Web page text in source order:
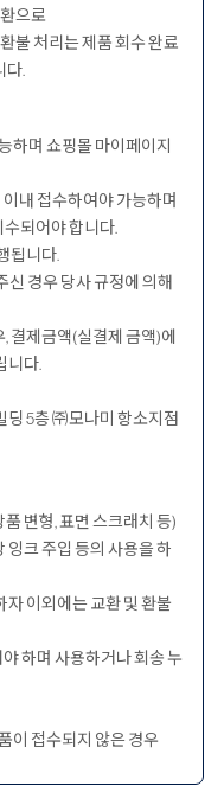
으로
불 처리는 제품 회수 완료
다.
하며 쇼핑몰 마이페이지
내 접수하여야 가능하며
되어야 합니다.
됩니다.
경우 당사 규정에 의해
결제금액(실결제 금액)에
니다.
딩 5층 ㈜모나미 항소지점
변형, 표면 스크래치 등)
잉크 주입 등의 사용을 하
자 이외에는 교환 및 환불
하며 사용하거나 회송 누
이 접수되지 않은 경우